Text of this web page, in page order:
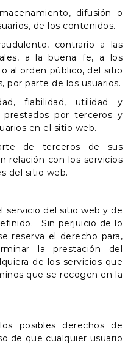
difusión o
de los contenidos.
contrario a las
a la buena fe, a los
al orden público, del sitio
por parte de los usuarios.
fiabilidad, utilidad y
prestados por terceros y
en el sitio web.
de terceros de sus
relación con los servicios
del sitio web.
servicio del sitio web y de
Sin perjuicio de lo
reserva el derecho para,
la prestación del
de los servicios que
que se recogen en la
posibles derechos de
de que cualquier usuario